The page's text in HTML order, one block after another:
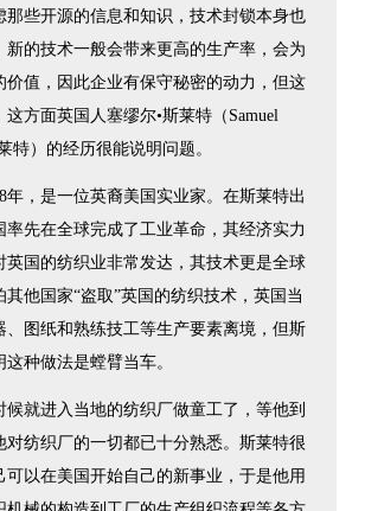
那些开源的信息和知识，技术封锁本身也
新的技术一般会带来更高的生产率，会为
价值，因此企业有保守秘密的动力，但这
方面英国人塞缪尔•斯莱特（Samuel
特）的经历很能说明问题。
年，是一位英裔美国实业家。在斯莱特出
率先在全球完成了工业革命，其经济实力
英国的纺织业非常发达，其技术更是全球
其他国家“盗取”英国的纺织技术，英国当
、图纸和熟练技工等生产要素离境，但斯
种做法是螳臂当车。
候就进入当地的纺织厂做童工了，等他到
对纺织厂的一切都已十分熟悉。斯莱特很
可以在美国开始自己的新事业，于是他用